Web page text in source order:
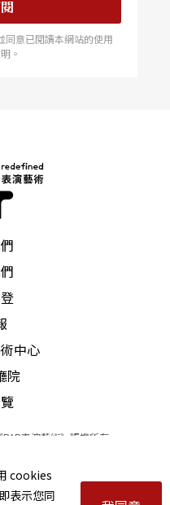
同意已閱讀本網站的使用
。
中心
院
表演藝術》版權所有
All Rights Reserved
00973926
應以主辦單位公告為準。
cookies
表示您同